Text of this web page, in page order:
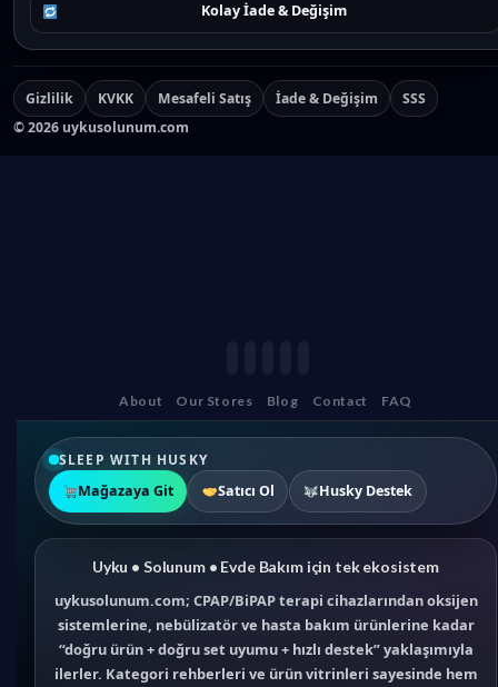
Kolay İade & Değişim
Gizlilik KVKK Mesafeli Satış İade & Değişim
SSS
©2026 uykusolunum.com
About Our Stores Blog Contact FAQ
SLEEP WITH HUSKY
Mağazaya Git
Satıcı Ol Husky Destek
Uyku • Solunum • Evde Bakım için tek ekosistem
uykusolunum.com; CPAP/BiPAP terapi cihazlarından oksijen
sistemlerine, nebülizatör ve hasta bakım ürünlerine kadar
“doğru ürün + doğru set uyumu + hızlı destek” yaklaşımıyla
ilerler. Kategori rehberleri ve ürün vitrinleri sayesinde hem